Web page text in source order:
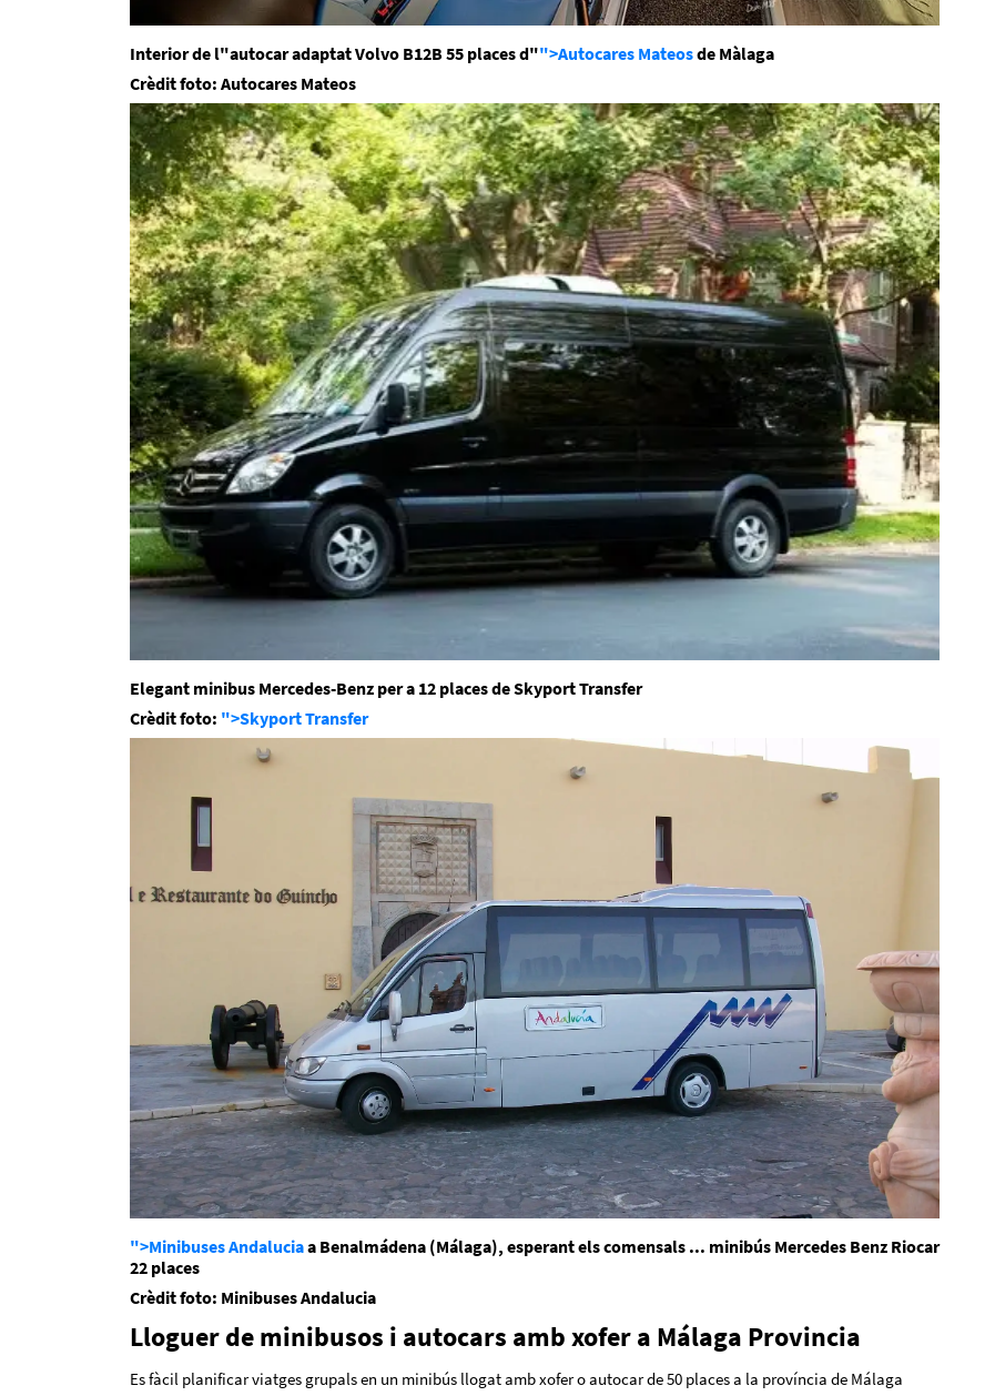
Interior de l"autocar adaptat Volvo B12B 55 places d"">Autocares Mateosde Màlaga
Crèdit foto: Autocares Mateos
Elegant minibus Mercedes-Benz per a 12 places de Skyport Transfer
Crèdit foto: ">Skyport Transfer
">Minibuses Andaluciaa Benalmádena (Málaga), esperant els comensals ... minibús Mercedes Benz Riocar
22 places
Crèdit foto: Minibuses Andalucia
Lloguer de minibusos i autocars amb xofer a Málaga Provincia
Es fàcil planificar viatges grupals en un minibús llogat amb xofer o autocar de 50 places a la província de Málaga